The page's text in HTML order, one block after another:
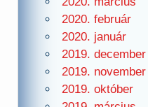
2020. február
2020. január
2019. december
2019. november
2019. október